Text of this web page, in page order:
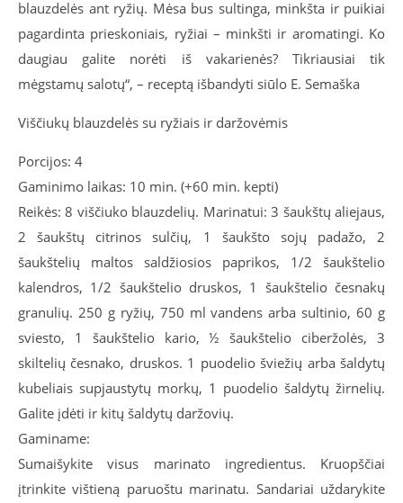
blauzdelės ant ryžių. Mėsa bus sultinga, minkšta ir puikiai
pagardinta prieskoniais, ryžiai – minkšti ir aromatingi. Ko
daugiau galite norėti iš vakarienės? Tikriausiai tik
mėgstamų salotų“, – receptą išbandyti siūlo E. Semaška
Viščiukų blauzdelės su ryžiais ir daržovėmis
Porcijos: 4
Gaminimo laikas: 10 min. (+60 min. kepti)
Reikės: 8 viščiuko blauzdelių. Marinatui: 3 šaukštų aliejaus,
2 šaukštų citrinos sulčių, 1 šaukšto sojų padažo, 2
šaukštelių maltos saldžiosios paprikos, 1/2 šaukštelio
kalendros, 1/2 šaukštelio druskos, 1 šaukštelio česnakų
granulių. 250 g ryžių, 750 ml vandens arba sultinio, 60 g
sviesto, 1 šaukštelio kario, ½ šaukštelio ciberžolės, 3
skiltelių česnako, druskos. 1 puodelio šviežių arba šaldytų
kubeliais supjaustytų morkų, 1 puodelio šaldytų žirnelių.
Galite įdėti ir kitų šaldytų daržovių.
Gaminame:
Sumaišykite visus marinato ingredientus. Kruopščiai
įtrinkite vištieną paruoštu marinatu. Sandariai uždarykite